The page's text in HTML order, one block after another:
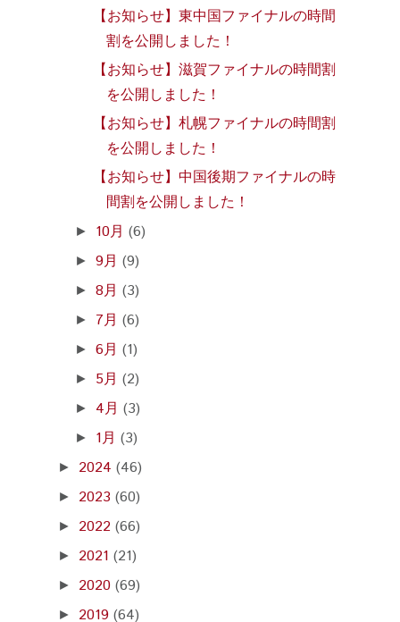
【お知らせ】東中国ファイナルの時間
割を公開しました！
【お知らせ】滋賀ファイナルの時間割
を公開しました！
【お知らせ】札幌ファイナルの時間割
を公開しました！
【お知らせ】中国後期ファイナルの時
間割を公開しました！
► 10月(6)
►9月(9)
►8月(3)
► 7月(6)
►6月(1)
► 5月(2)
► 4月(3)
► 1月(3)
► 2024 (46)
► 2023 (60)
► 2022 (66)
► 2021 (21)
► 2020 (69)
► 2019 (64)